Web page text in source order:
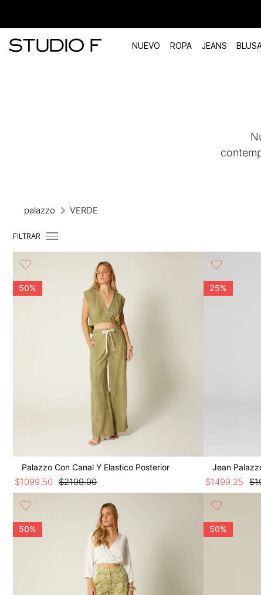
NUEVO ROPA JEANS
palazzo VERDE
FILTRAR
50%
Palazzo Con Canal Y Elastico Posterior
$2199.00
$1099.50
25%
Jean
$
$1499.25
50% 50%
.
botas
10. blusa